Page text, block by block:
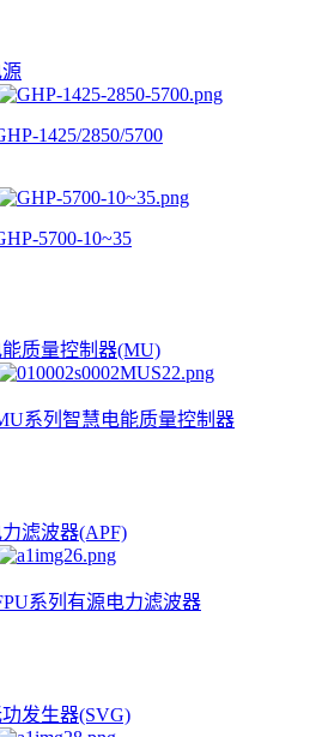
1425/2850/5700
5700-10~35
质量控制器(MU)
系列智慧电能质量控制器
滤波器(APF)
系列有源电力滤波器
发生器(SVG)